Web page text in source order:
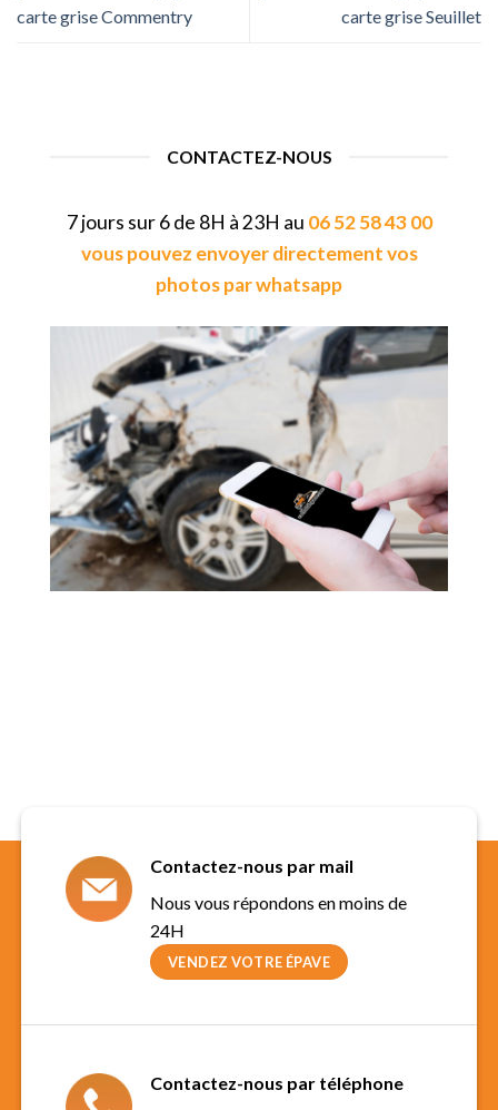
carte grise Commentry
carte grise Seuillet
CONTACTEZ-NOUS
7 jours sur 6 de 8H à 23H au 06 52 58 43 00
vous pouvez envoyer directement vos
photos par whatsapp
Contactez-nous par mail
Nous vous répondons en moins de
24H
VENDEZ VOTRE ÉPAVE
Contactez-nous par téléphone